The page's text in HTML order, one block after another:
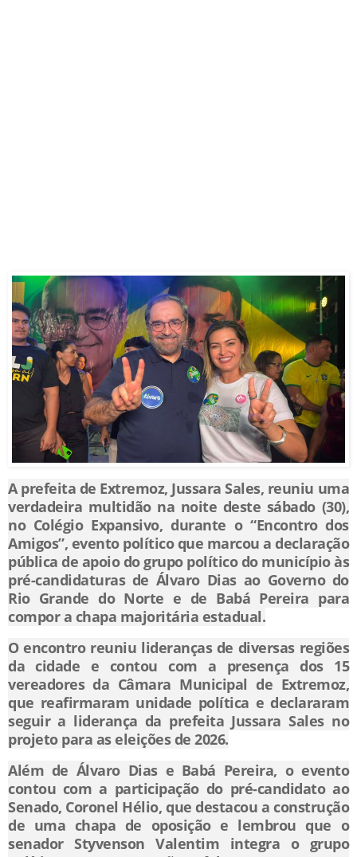
A prefeita de Extremoz, Jussara Sales, reuniu uma
verdadeira multidão na noite deste sábado (30),
no Colégio Expansivo, durante o “Encontro dos
Amigos”, evento político que marcou a declaração
pública de apoio do grupo político do município às
pré-candidaturas de Álvaro Dias ao Governo do
Rio Grande do Norte e de Babá Pereira para
compor a chapa majoritária estadual.
O encontro reuniu lideranças de diversas regiões
da cidade e contou com a presença dos 15
vereadores da Câmara Municipal de Extremoz,
que reafirmaram unidade política e declararam
seguir a liderança da prefeita Jussara Sales no
projeto para as eleições de 2026.
Além de Álvaro Dias e Babá Pereira, o evento
contou com a participação do pré-candidato ao
Senado, Coronel Hélio, que destacou a construção
de uma chapa de oposição e lembrou que o
senador Styvenson Valentim integra o grupo